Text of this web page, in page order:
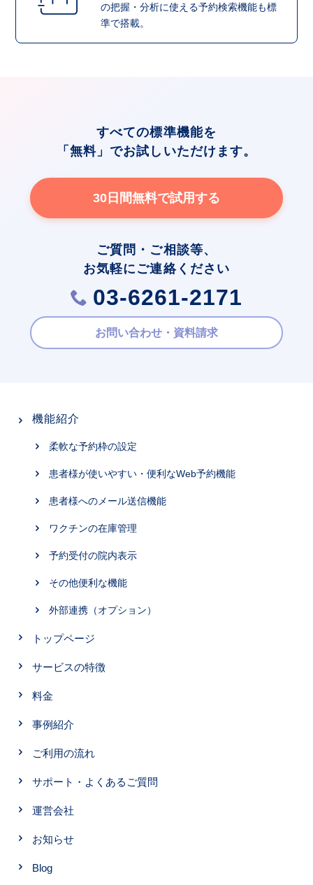
の把握・分析に使える予約検索機能も標
準で搭載。
すべての標準機能を
「無料」でお試しいただけます。
30日間無料で試用する
ご質問・ご相談等、
お気軽にご連絡ください
03-6261-2171
お問い合わせ・資料請求
機能紹介
柔軟な予約枠の設定
患者様が使いやすい・便利なWeb予約機能
患者様へのメール送信機能
ワクチンの在庫管理
予約受付の院内表示
その他便利な機能
外部連携（オプション）
トップページ
サービスの特徴
料金
事例紹介
ご利用の流れ
サポート・よくあるご質問
運営会社
お知らせ
Blog